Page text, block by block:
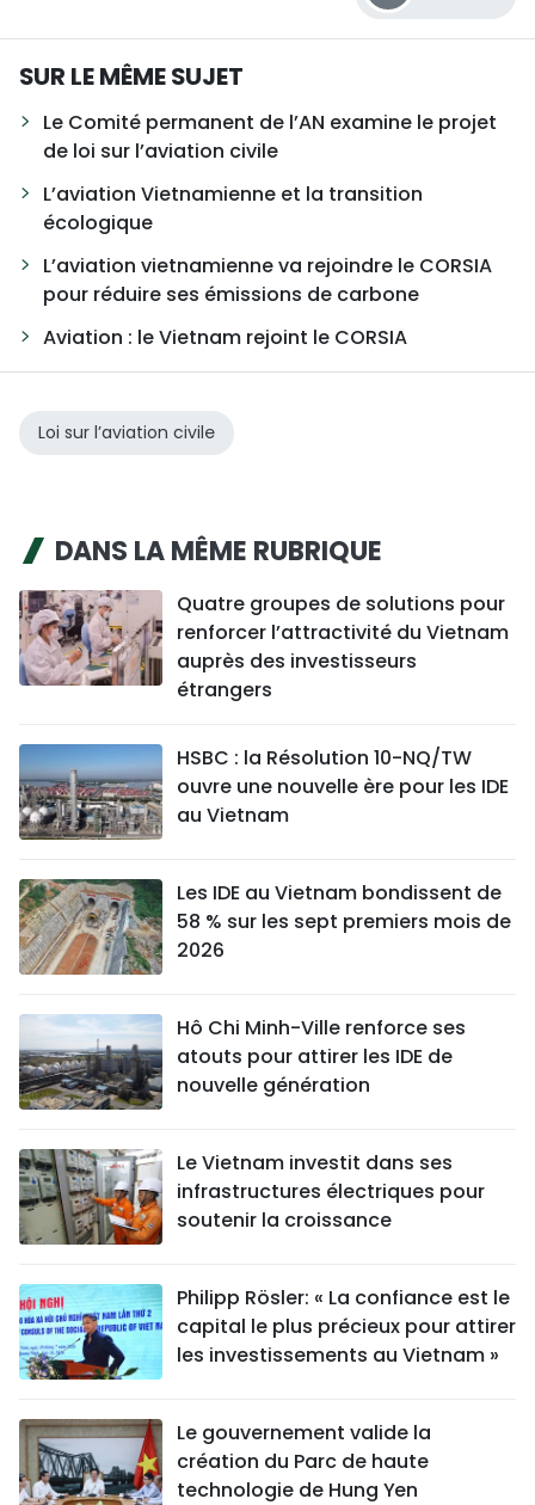
SUR LE MÊME SUJET
Le Comité permanent de l’AN examine le projet
de loi sur l’aviation civile
L’aviation Vietnamienne et la transition
écologique
L’aviation vietnamienne va rejoindre le CORSIA
pour réduire ses émissions de carbone
Aviation : le Vietnam rejoint le CORSIA
Loi sur l’aviation civile
DANS LA MÊME RUBRIQUE
Quatre groupes de solutions pour
renforcer l’attractivité du Vietnam
auprès des investisseurs
étrangers
HSBC : la Résolution 10-NQ/TW
ouvre une nouvelle ère pour les IDE
au Vietnam
Les IDE au Vietnam bondissent de
58 % sur les sept premiers mois de
2026
Hô Chi Minh-Ville renforce ses
atouts pour attirer les IDE de
nouvelle génération
Le Vietnam investit dans ses
infrastructures électriques pour
soutenir la croissance
Philipp Rösler: « La confiance est le
capital le plus précieux pour attirer
les investissements au Vietnam »
Le gouvernement valide la
création du Parc de haute
technologie de Hung Yen